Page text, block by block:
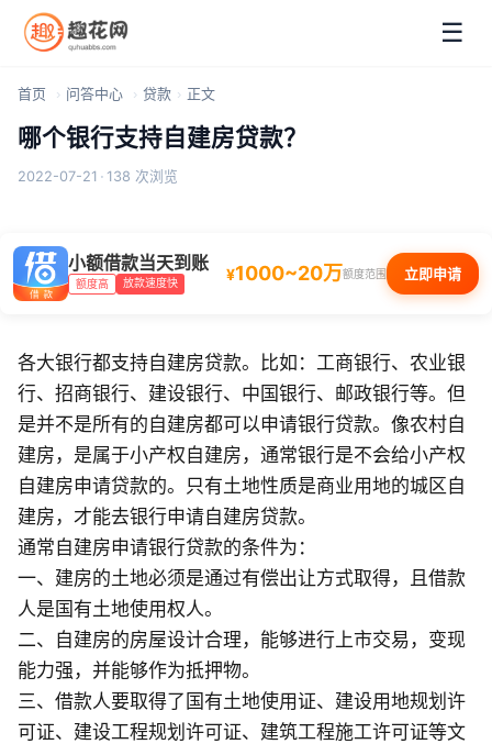
☰
首页 问答中心 贷款 正文
哪个银行支持自建房贷款？
2022-07-21 · 138 次浏览
小额借款当天到账
额度高 放款速度快 ¥1000~20万额度范围 立即申请
各大银行都支持自建房贷款。比如：工商银行、农业银
行、招商银行、建设银行、中国银行、邮政银行等。但
是并不是所有的自建房都可以申请银行贷款。像农村自
建房，是属于小产权自建房，通常银行是不会给小产权
自建房申请贷款的。只有土地性质是商业用地的城区自
建房，才能去银行申请自建房贷款。
通常自建房申请银行贷款的条件为：
一、建房的土地必须是通过有偿出让方式取得，且借款
人是国有土地使用权人。
二、自建房的房屋设计合理，能够进行上市交易，变现
能力强，并能够作为抵押物。
三、借款人要取得了国有土地使用证、建设用地规划许
可证、建设工程规划许可证、建筑工程施工许可证等文